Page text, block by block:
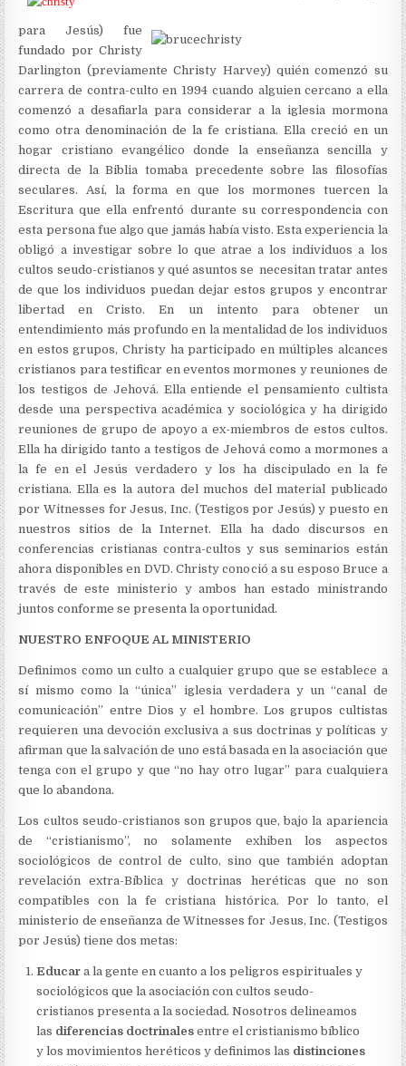
para Jesús) fue
fundado por Christy
Darlington (previamente Christy Harvey) quién comenzó su
carrera de contra-culto en 1994 cuando alguien cercano a ella
comenzó a desafiarla para considerar a la iglesia mormona
como otra denominación de la fe cristiana. Ella creció en un
hogar cristiano evangélico donde la enseñanza sencilla y
directa de la Biblia tomaba precedente sobre las filosofías
seculares. Así, la forma en que los mormones tuercen la
Escritura que ella enfrentó durante su correspondencia con
esta persona fue algo que jamás había visto. Esta experiencia la
obligó a investigar sobre lo que atrae a los individuos a los
cultos seudo-cristianos y qué asuntos se necesitan tratar antes
de que los individuos puedan dejar estos grupos y encontrar
libertad en Cristo. En un intento para obtener un
entendimiento más profundo en la mentalidad de los individuos
en estos grupos, Christy ha participado en múltiples alcances
cristianos para testificar en eventos mormones y reuniones de
los testigos de Jehová. Ella entiende el pensamiento cultista
desde una perspectiva académica y sociológica y ha dirigido
reuniones de grupo de apoyo a ex-miembros de estos cultos.
Ella ha dirigido tanto a testigos de Jehová como a mormones a
la fe en el Jesús verdadero y los ha discipulado en la fe
cristiana. Ella es la autora del muchos del material publicado
por Witnesses for Jesus, Inc. (Testigos por Jesús) y puesto en
nuestros sitios de la Internet. Ella ha dado discursos en
conferencias cristianas contra-cultos y sus seminarios están
ahora disponibles en DVD. Christy conoció a su esposo Bruce a
través de este ministerio y ambos han estado ministrando
juntos conforme se presenta la oportunidad.
NUESTRO ENFOQUE AL MINISTERIO
Definimos como un culto a cualquier grupo que se establece a
sí mismo como la “única” iglesia verdadera y un “canal de
comunicación” entre Dios y el hombre. Los grupos cultistas
requieren una devoción exclusiva a sus doctrinas y políticas y
afirman que la salvación de uno está basada en la asociación que
tenga con el grupo y que “no hay otro lugar” para cualquiera
que lo abandona.
Los cultos seudo-cristianos son grupos que, bajo la apariencia
de “cristianismo”, no solamente exhiben los aspectos
sociológicos de control de culto, sino que también adoptan
revelación extra-Bíblica y doctrinas heréticas que no son
compatibles con la fe cristiana histórica. Por lo tanto, el
ministerio de enseñanza de Witnesses for Jesus, Inc. (Testigos
por Jesús) tiene dos metas:
Educar a la gente en cuanto a los peligros espirituales y
sociológicos que la asociación con cultos seudo-
cristianos presenta a la sociedad. Nosotros delineamos
las diferencias doctrinales entre el cristianismo bíblico
y los movimientos heréticos y definimos las distinciones